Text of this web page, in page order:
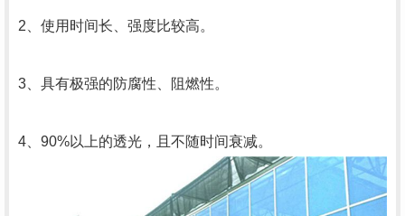
2、使用时间长、强度比较高。
3、具有极强的防腐性、阻燃性。
4、90%以上的透光，且不随时间衰减。